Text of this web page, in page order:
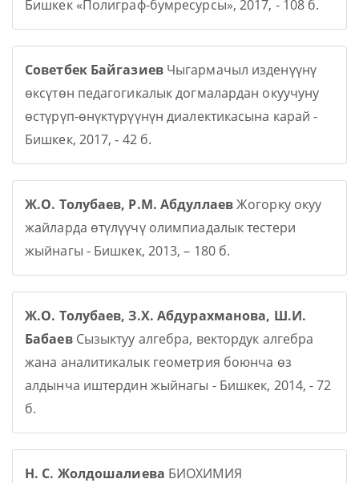
Бишкек «Полиграф-бумресурсы», 2017, - 108 б.
Советбек БайгазиевЧыгармачыл изденүүнү
өксүтөн педагогикалык догмалардан окуучуну
өстүрүп-өнүктүрүүнүн диалектикасына карай -
Бишкек, 2017, - 42 б.
Ж.О. Толубаев, Р.М. АбдуллаевЖогорку окуу
жайларда өтүлүүчү олимпиадалык тестери
жыйнагы - Бишкек, 2013, – 180 б.
Ж.О. Толубаев, З.Х. Абдурахманова, Ш.И.
БабаевСызыктуу алгебра, вектордук алгебра
жана аналитикалык геометрия боюнча өз
алдынча иштердин жыйнагы - Бишкек, 2014, - 72
б.
Н. С. Жолдошалиева БИОХИМИЯ